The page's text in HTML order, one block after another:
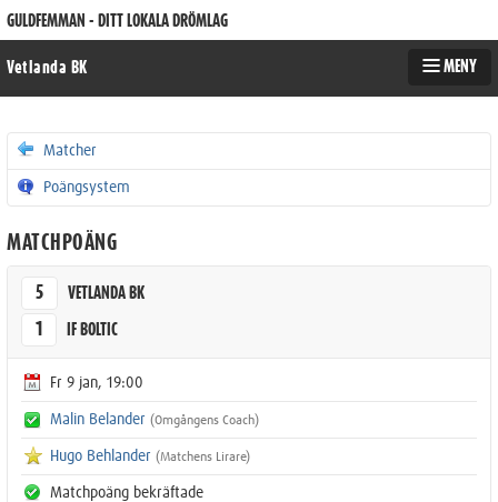
GULDFEMMAN - DITT LOKALA DRÖMLAG
Vetlanda BK MENY
Matcher
Poängsystem
MATCHPOÄNG
5 VETLANDA BK
1 IF BOLTIC
Fr 9 jan, 19:00
Malin Belander (Omgångens Coach)
Hugo Behlander (Matchens Lirare)
Matchpoäng bekräftade